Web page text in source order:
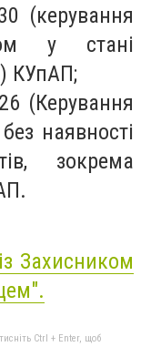
(керування
у стані
КУпАП;
(Керування
наявності
зокрема
Захисником
Ctrl + Enter, щоб